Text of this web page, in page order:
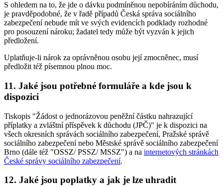
S ohledem na to, že jde o dávku podmíněnou nepobíráním důchodu,
je pravděpodobné, že v řadě případů Česká správa sociálního
zabezpečení nebude mít ve svých evidencích podklady rozhodné
pro posouzení nároku; žadatel tedy může být vyzván k jejich
předložení.
Uplatňuje-li nárok za oprávněnou osobu její zmocněnec, musí
předložit též písemnou plnou moc.
11. Jaké jsou potřebné formuláře a kde jsou k
dispozici
Tiskopis "Žádost o jednorázovou peněžní částku nahrazující
příplatky a zvláštní příspěvek k důchodu (JPČ)" je k dispozici na
všech okresních správách sociálního zabezpečení, Pražské správě
sociálního zabezpečení nebo Městské správě sociálního zabezpečení
Brno (dále též "OSSZ/ PSSZ/ MSSZ") a na internetových stránkách
České správy sociálního zabezpečení.
12. Jaké jsou poplatky a jak je lze uhradit